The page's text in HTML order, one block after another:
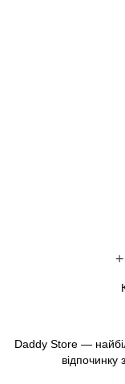
Daddy Store —
відпочинку